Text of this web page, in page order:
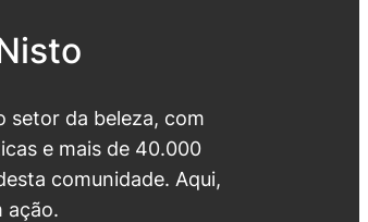
setor da beleza, com
e mais de 40.000
comunidade. Aqui,
ação.